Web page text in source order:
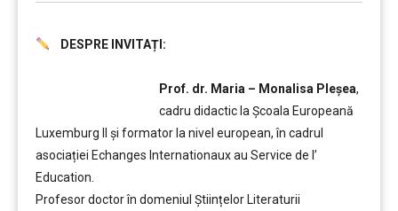
DESPRE INVITAȚI:
Prof. dr. Maria – Monalisa Pleșea,
cadru didactic la Școala Europeană
Luxemburg II și formator la nivel european, în cadrul
asociației Echanges Internationaux au Service de l’
Education.
Profesor doctor în domeniul Științelor Literaturii